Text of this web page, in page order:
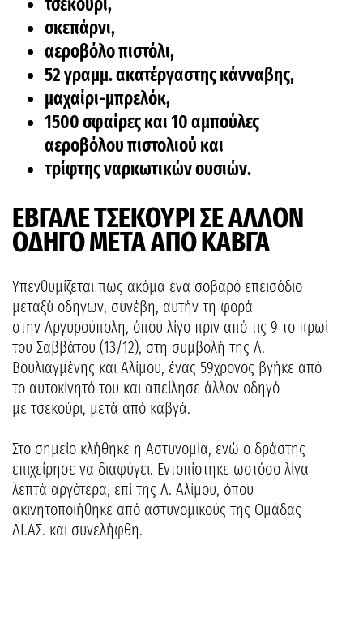
σκεπάρνι,
αεροβόλο πιστόλι,
52 γραμμ. ακατέργαστης κάνναβης,
μαχαίρι-μπρελόκ,
1500 σφαίρες και 10 αμπούλες
αεροβόλου πιστολιού και
τρίφτης ναρκωτικών ουσιών.
ΕΒΓΑΛΕ ΤΣΕΚΟΥΡΙ ΣΕ ΑΛΛΟΝ
ΟΔΗΓΟ ΜΕΤΑ ΑΠΟ ΚΑΒΓΑ
Υπενθυμίζεται πως ακόμα ένα σοβαρό επεισόδιο
μεταξύ οδηγών, συνέβη, αυτήν τη φορά
στην Αργυρούπολη, όπου λίγο πριν από τις 9 το πρωί
του Σαββάτου (13/12), στη συμβολή της Λ.
Βουλιαγμένης και Αλίμου, ένας 59χρονος βγήκε από
το αυτοκίνητό του και απείλησε άλλον οδηγό
με τσεκούρι, μετά από καβγά.
Στο σημείο κλήθηκε η Αστυνομία, ενώ ο δράστης
επιχείρησε να διαφύγει. Εντοπίστηκε ωστόσο λίγα
λεπτά αργότερα, επί της Λ. Αλίμου, όπου
ακινητοποιήθηκε από αστυνομικούς της Ομάδας
ΔΙ.ΑΣ. και συνελήφθη.